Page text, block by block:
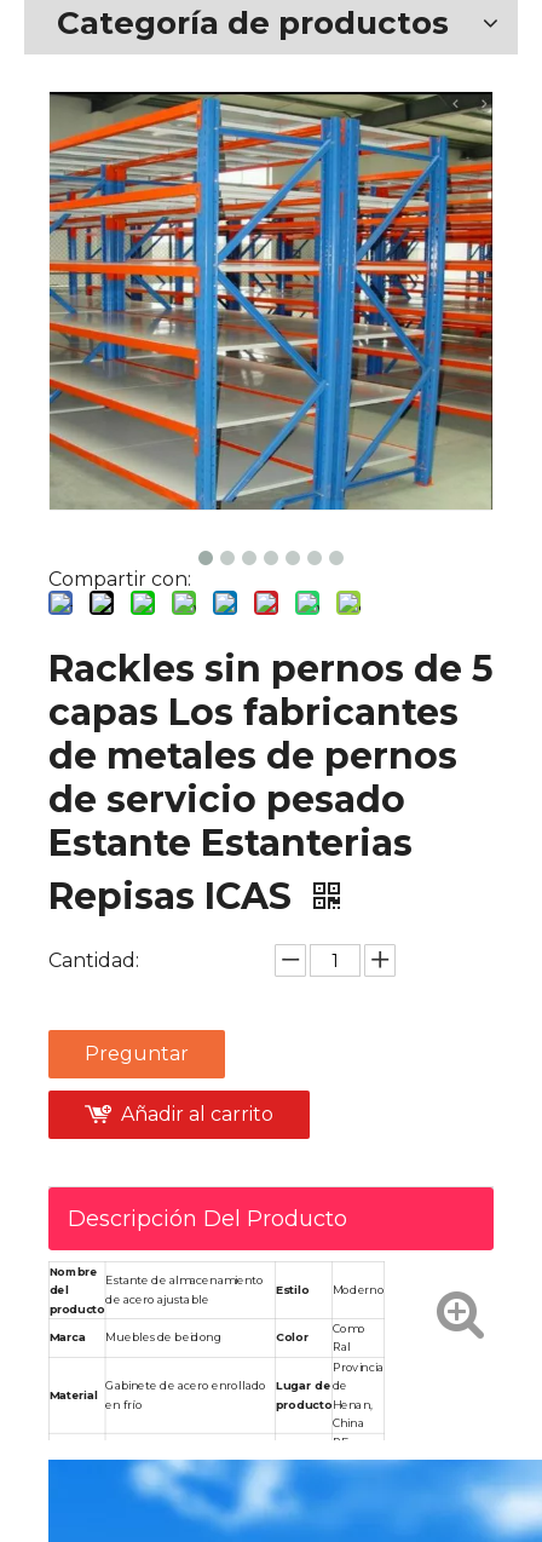
Categoría de productos
Compartir con:
Rackles sin pernos de 5
capas Los fabricantes
de metales de pernos
de servicio pesado
Estante Estanterias
Repisas ICAS
Cantidad:
Preguntar
Añadir al carrito
Descripción Del Producto
Nombre
del
producto
Estante de almacenamiento
de acero ajustable
Estilo Moderno
Marca Muebles de beidong Color
Como
Ral
Material
Gabinete de acero enrollado
en frío
Lugar de
producto
Provincia
de
Henan,
China
embalaje
PE
Forma
L1500/2000*D500/600*H2000